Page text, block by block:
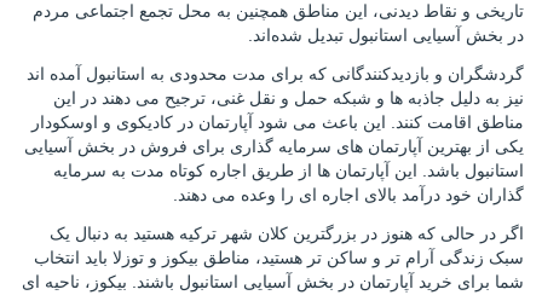
تاریخی و نقاط دیدنی، این مناطق همچنین به محل تجمع اجتماعی مردم
در بخش آسیایی استانبول تبدیل شده‌اند.
گردشگران و بازدیدکنندگانی که برای مدت محدودی به استانبول آمده اند
نیز به دلیل جاذبه ها و شبکه حمل و نقل غنی، ترجیح می دهند در این
مناطق اقامت کنند. این باعث می شود آپارتمان در کادیکوی و اوسکودار
یکی از بهترین آپارتمان های سرمایه گذاری برای فروش در بخش آسیایی
استانبول باشد. این آپارتمان ها از طریق اجاره کوتاه مدت به سرمایه
گذاران خود درآمد بالای اجاره ای را وعده می دهند.
اگر در حالی که هنوز در بزرگترین کلان شهر ترکیه هستید به دنبال یک
سبک زندگی آرام تر و ساکن تر هستید، مناطق بیکوز و توزلا باید انتخاب
شما برای خرید آپارتمان در بخش آسیایی استانبول باشند. بیکوز، ناحیه ای